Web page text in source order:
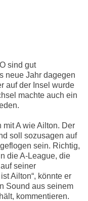
sind gut
neue Jahr dagegen
auf der Insel wurde
machte auch ein
mit A wie Ailton. Der
soll sozusagen auf
sein. Richtig,
die A-League, die
seiner
Ailton“, könnte er
Sound aus seinem
kommentieren.